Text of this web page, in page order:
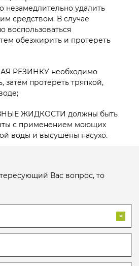
незамедлительно удалить
средством. В случае
воспользоваться
обезжирить и протереть
РЕЗИНКУ необходимо
затем протереть тряпкой,
ЖИДКОСТИ должны быть
с применением моющих
воды и высушены насухо.
Вас вопрос, то
*